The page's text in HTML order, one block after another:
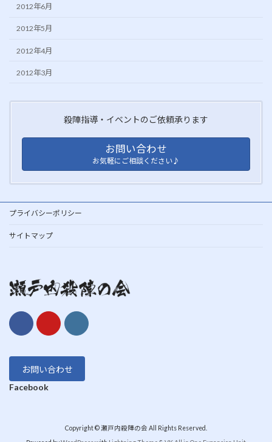
2012年6月
2012年5月
2012年4月
2012年3月
殺陣指導・イベントのご依頼承ります
お問い合わせ
お気軽にご相談ください♪
プライバシーポリシー
サイトマップ
お問い合わせ
Facebook
Copyright © 瀬戸内殺陣の会 All Rights Reserved.